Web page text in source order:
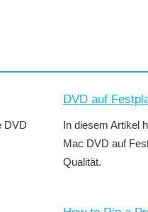
DVD
DVD auf
In diesem Artikel
Mac DVD auf
Qualität.